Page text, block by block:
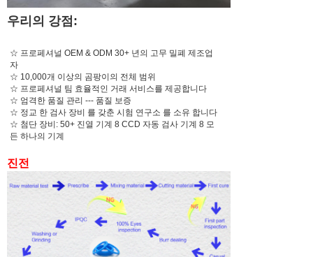
우리의 강점:
☆ 프로페셔널 OEM & ODM 30+ 년의 고무 밀폐 제조업
자
☆ 10,000개 이상의 곰팡이의 전체 범위
☆ 프로페셔널 팀 효율적인 거래 서비스를 제공합니다
☆ 엄격한 품질 관리 --- 품질 보증
☆ 정교 한 검사 장비 를 갖춘 시험 연구소 를 소유 합니다
☆ 첨단 장비: 50+ 진열 기계 8 CCD 자동 검사 기계 8 모
든 하나의 기계
진전